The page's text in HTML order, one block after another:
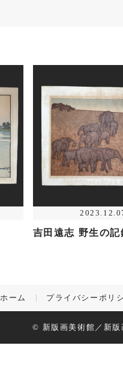
吉田遠志 野生の記
ホーム プライバシーポリ
© 新版画美術館／新版